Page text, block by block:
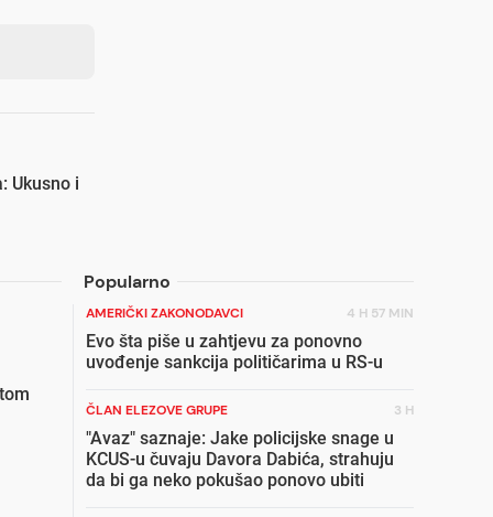
Ukusno i
Popularno
AMERIČKI ZAKONODAVCI 4 H 57 MIN
Evo šta piše u zahtjevu za ponovno
uvođenje sankcija političarima u RS-u
ČLAN ELEZOVE GRUPE 3 H
"Avaz" saznaje: Jake policijske snage u
KCUS-u čuvaju Davora Dabića, strahuju
da bi ga neko pokušao ponovo ubiti